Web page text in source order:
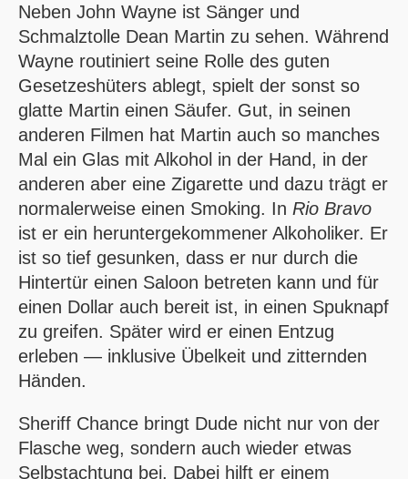
Neben John Wayne ist Sänger und
Schmalztolle Dean Martin zu sehen. Während
Wayne routiniert seine Rolle des guten
Gesetzeshüters ablegt, spielt der sonst so
glatte Martin einen Säufer. Gut, in seinen
anderen Filmen hat Martin auch so manches
Mal ein Glas mit Alkohol in der Hand, in der
anderen aber eine Zigarette und dazu trägt er
normalerweise einen Smoking. In Rio Bravo
ist er ein heruntergekommener Alkoholiker. Er
ist so tief gesunken, dass er nur durch die
Hintertür einen Saloon betreten kann und für
einen Dollar auch bereit ist, in einen Spuknapf
zu greifen. Später wird er einen Entzug
erleben — inklusive Übelkeit und zitternden
Händen.
Sheriff Chance bringt Dude nicht nur von der
Flasche weg, sondern auch wieder etwas
Selbstachtung bei. Dabei hilft er einem